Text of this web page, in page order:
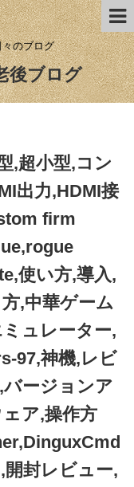
のブログ
後ブログ
,超小型,コン
出力,HDMI接
firm
使い方,導入,
,中華ゲーム
ュレーター,
97,神機,レビ
バージョンア
ア,操作方
封レビュー,